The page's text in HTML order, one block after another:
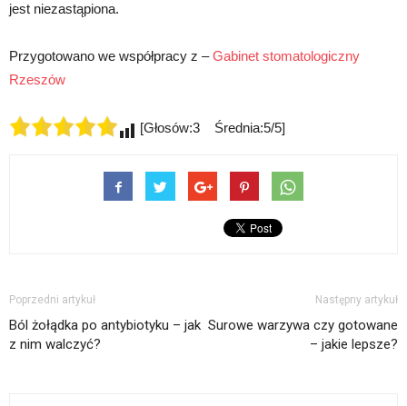
jest niezastąpiona.
Przygotowano we współpracy z –Gabinet stomatologiczny
Rzeszów
[Głosów:3 Średnia:5/5]
Poprzedni artykuł
Ból żołądka po antybiotyku – jak
z nim walczyć?
Następny artykuł
Surowe warzywa czy gotowane
– jakie lepsze?